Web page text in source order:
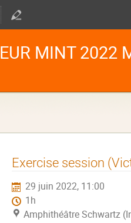
MINT
Exercise session
29 juin 2022, 11:00
1h
Amphithéâtre Schwartz